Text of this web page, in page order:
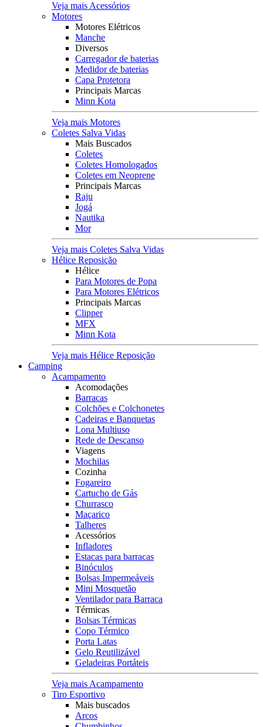
Veja mais Acessórios
Motores
Motores Elétricos
Manche
Diversos
Carregador de baterias
Medidor de baterias
Capa Protetora
Principais Marcas
Minn Kota
Veja mais Motores
Coletes Salva Vidas
Mais Buscados
Coletes
Coletes Homologados
Coletes em Neoprene
Principais Marcas
Raju
Jogá
Nautika
Mor
Veja mais Coletes Salva Vidas
Hélice Reposição
Hélice
Para Motores de Popa
Para Motores Elétricos
Principais Marcas
Clipper
MFX
Minn Kota
Veja mais Hélice Reposição
Camping
Acampamento
Acomodações
Barracas
Colchões e Colchonetes
Cadeiras e Banquetas
Lona Multiuso
Rede de Descanso
Viagens
Mochilas
Cozinha
Fogareiro
Cartucho de Gás
Churrasco
Maçarico
Talheres
Acessórios
Infladores
Estacas para barracas
Binóculos
Bolsas Impermeáveis
Mini Mosquetão
Ventilador para Barraca
Térmicas
Bolsas Térmicas
Copo Térmico
Porta Latas
Gelo Reutilizável
Geladeiras Portáteis
Veja mais Acampamento
Tiro Esportivo
Mais buscados
Arcos